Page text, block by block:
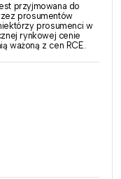
przyjmowana do
prosumentów
prosumenci w
rynkowej cenie
ważoną z cen RCE.